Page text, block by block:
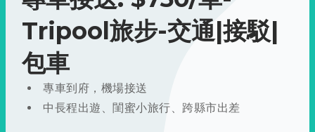
Tripool旅步-交通|接駁|
包車
專車到府，機場接送
中長程出遊、閨蜜小旅行、跨縣市出差